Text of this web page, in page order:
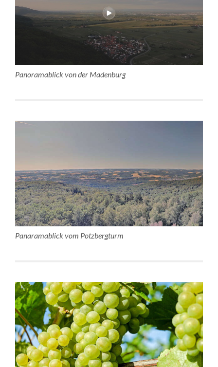
Panoramablick von der Madenburg
Panaramablick vom Potzbergturm